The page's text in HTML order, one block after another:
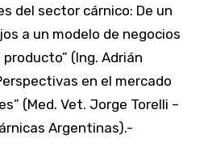
del sector cárnico: De un
a un modelo de negocios
(Ing. Adrián
en el mercado
(Med. Vet. Jorge Torelli –
Argentinas).-